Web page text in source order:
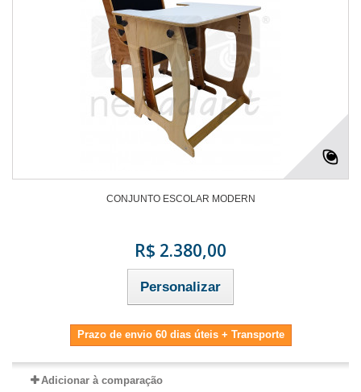
CONJUNTO ESCOLAR MODERN
R$ 2.380,00
Personalizar
Prazo de envio 60 dias úteis + Transporte
Adicionar à comparação